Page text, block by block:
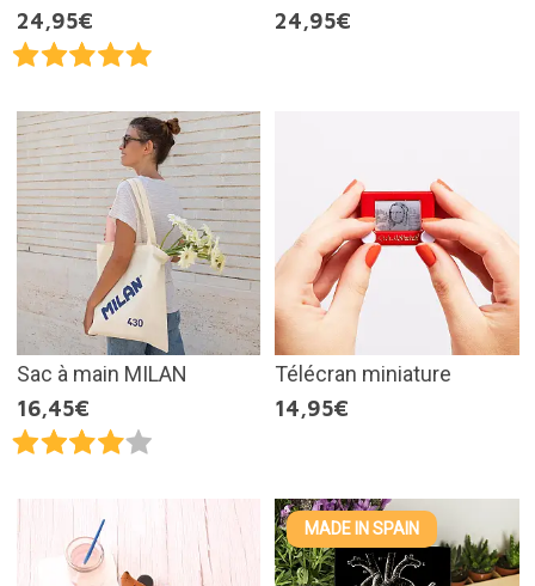
24,95€
24,95€
Sac à main MILAN
16,45€
Télécran miniature
14,95€
MADE IN SPAIN